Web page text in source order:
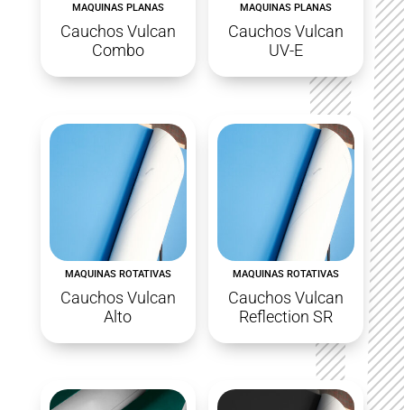
MAQUINAS PLANAS
Cauchos Vulcan
Combo
MAQUINAS PLANAS
Cauchos Vulcan
UV-E
MAQUINAS ROTATIVAS
Cauchos Vulcan
Alto
MAQUINAS ROTATIVAS
Cauchos Vulcan
Reflection SR